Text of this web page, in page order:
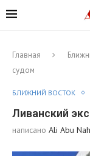
Главная
судом
БЛИЖНИЙ ВОСТОК
Ливанский
написано Ali Abu